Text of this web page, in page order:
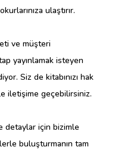
ulaştırır.
ve müşteri
yayınlamak isteyen
Siz de kitabınızı hak
iletişime geçebilirsiniz.
detaylar için bizimle
buluşturmanın tam